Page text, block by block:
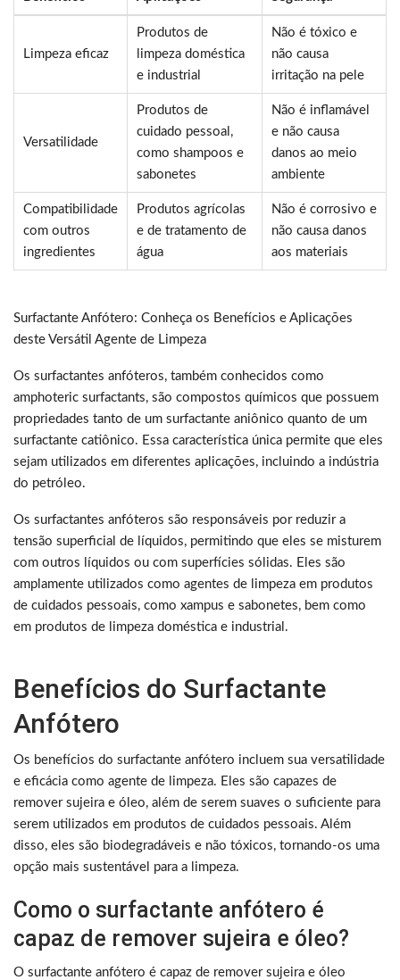
Limpeza eficaz
Produtos de
limpeza doméstica
e industrial
Não é tóxico e
não causa
irritação na pele
Versatilidade
Produtos de
cuidado pessoal,
como shampoos e
sabonetes
Não é inflamável
e não causa
danos ao meio
ambiente
Compatibilidade
com outros
ingredientes
Produtos agrícolas
e de tratamento de
água
Não é corrosivo e
não causa danos
aos materiais
Surfactante Anfótero: Conheça os Benefícios e Aplicações
deste Versátil Agente de Limpeza
Os surfactantes anfóteros, também conhecidos como
amphoteric surfactants, são compostos químicos que possuem
propriedades tanto de um surfactante aniônico quanto de um
surfactante catiônico. Essa característica única permite que eles
sejam utilizados em diferentes aplicações, incluindo a indústria
do petróleo.
Os surfactantes anfóteros são responsáveis por reduzir a
tensão superficial de líquidos, permitindo que eles se misturem
com outros líquidos ou com superfícies sólidas. Eles são
amplamente utilizados como agentes de limpeza em produtos
de cuidados pessoais, como xampus e sabonetes, bem como
em produtos de limpeza doméstica e industrial.
Benefícios do Surfactante
Anfótero
Os benefícios do surfactante anfótero incluem sua versatilidade
e eficácia como agente de limpeza. Eles são capazes de
remover sujeira e óleo, além de serem suaves o suficiente para
serem utilizados em produtos de cuidados pessoais. Além
disso, eles são biodegradáveis e não tóxicos, tornando-os uma
opção mais sustentável para a limpeza.
Como o surfactante anfótero é
capaz de remover sujeira e óleo?
O surfactante anfótero é capaz de remover sujeira e óleo